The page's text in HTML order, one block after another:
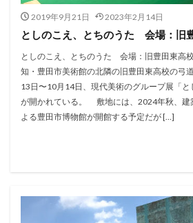
2019年9月21日 2023年2月14日
としのこえ、とちのうた 会場：旧
としのこえ、とちのうた 会場：旧豊田東高
知・豊田市美術館の北隣の旧豊田東高校の弓
13日〜10月14日、現代美術のグループ展「と
が開かれている。 敷地には、2024年秋、建
よる豊田市博物館が開館する予定だが […]